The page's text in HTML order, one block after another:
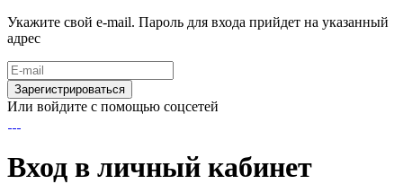
Укажите свой e-mail. Пароль для входа прийдет на указанный
адрес
Зарегистрироваться
Или войдите с помощью соцсетей
Вход в личный кабинет